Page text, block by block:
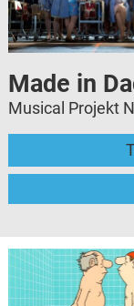
Made in
Musical Projekt